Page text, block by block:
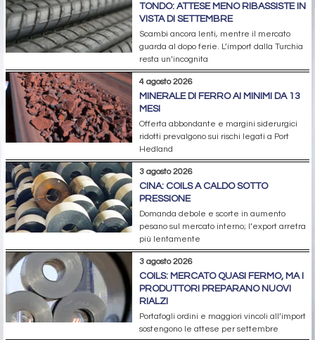
TONDO: ATTESE MENO RIBASSISTE IN
VISTA DI SETTEMBRE
Scambi ancora lenti, mentre il mercato
guarda al dopo ferie. L’import dalla Turchia
resta un’incognita
4 agosto 2026
MINERALE DI FERRO AI MINIMI DA 13
MESI
Offerta abbondante e margini siderurgici
ridotti prevalgono sui rischi legati a Port
Hedland
3 agosto 2026
CINA: COILS A CALDO SOTTO
PRESSIONE
Domanda debole e scorte in aumento
pesano sul mercato interno; l’export arretra
più lentamente
3 agosto 2026
COILS: MERCATO QUASI FERMO, MA I
PRODUTTORI PREPARANO NUOVI
RIALZI
Portafogli ordini e maggiori vincoli all’import
sostengono le attese per settembre